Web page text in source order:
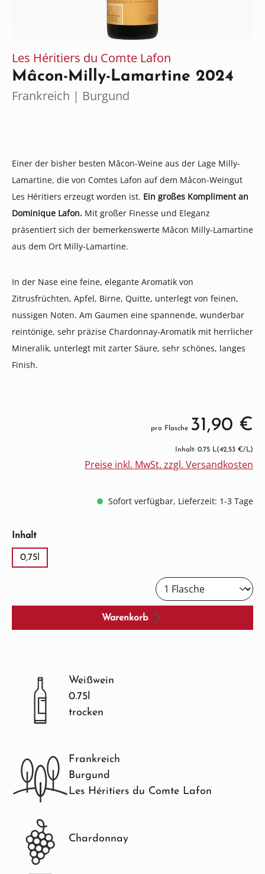
Les Héritiers du Comte Lafon
Mâcon-Milly-Lamartine 2024
Frankreich | Burgund
Einer der bisher besten Mâcon-Weine aus der Lage Milly-
Lamartine, die von Comtes Lafon auf dem Mâcon-Weingut
Les Héritiers erzeugt worden ist. Ein großes Kompliment an
Dominique Lafon. Mit großer Finesse und Eleganz
präsentiert sich der bemerkenswerte Mâcon Milly-Lamartine
aus dem Ort Milly-Lamartine.
In der Nase eine feine, elegante Aromatik von
Zitrusfrüchten, Apfel, Birne, Quitte, unterlegt von feinen,
nussigen Noten. Am Gaumen eine spannende, wunderbar
reintönige, sehr präzise Chardonnay-Aromatik mit herrlicher
Mineralik, unterlegt mit zarter Säure, sehr schönes, langes
Finish.
pro Flasche 31,90 €
Inhalt: 0.75 L(42,53 €/L)
Preise inkl. MwSt. zzgl. Versandkosten
Sofort verfügbar, Lieferzeit: 1-3 Tage
Inhaltauswählen
0,75l
Warenkorb
Weißwein
0.75l
trocken
Frankreich
Burgund
Les Héritiers du Comte Lafon
Chardonnay